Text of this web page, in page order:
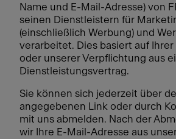
Name und E-Mail-Adresse) von
seinen Dienstleistern für
(einschließlich Werbung) und
verarbeitet. Dies basiert auf
oder unserer Verpflichtung aus
Dienstleistungsvertrag.
Sie können sich jederzeit über
angegebenen Link oder durch
mit uns abmelden. Nach der
wir Ihre E-Mail-Adresse aus